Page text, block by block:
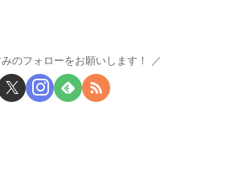
のフォローをお願いします！